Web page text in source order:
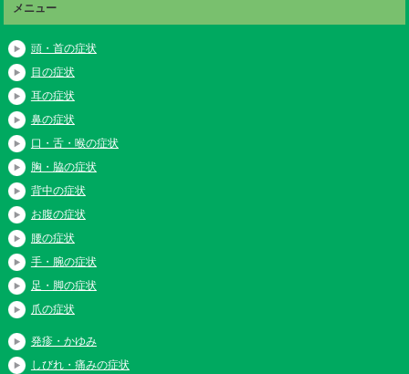
メニュー
頭・首の症状
目の症状
耳の症状
鼻の症状
口・舌・喉の症状
胸・脇の症状
背中の症状
お腹の症状
腰の症状
手・腕の症状
足・脚の症状
爪の症状
発疹・かゆみ
しびれ・痛みの症状